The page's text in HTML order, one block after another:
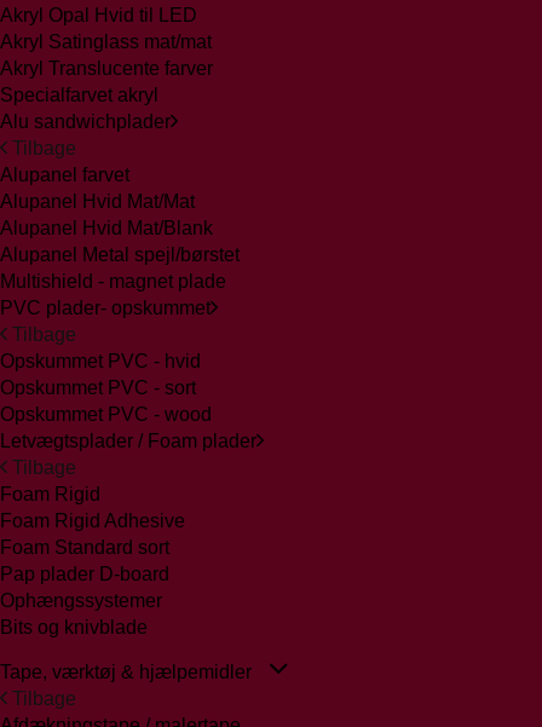
Akryl Opal Hvid til LED
Akryl Satinglass mat/mat
Akryl Translucente farver
Specialfarvet akryl
Alu sandwichplader
Tilbage
Alupanel farvet
Alupanel Hvid Mat/Mat
Alupanel Hvid Mat/Blank
Alupanel Metal spejl/børstet
Multishield - magnet plade
PVC plader- opskummet
Tilbage
Opskummet PVC - hvid
Opskummet PVC - sort
Opskummet PVC - wood
Letvægtsplader / Foam plader
Tilbage
Foam Rigid
Foam Rigid Adhesive
Foam Standard sort
Pap plader D-board
Ophængssystemer
Bits og knivblade
Tape, værktøj & hjælpemidler
Tilbage